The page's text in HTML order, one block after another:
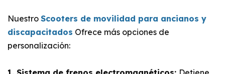
Nuestro Scooters de movilidad para ancianos y
discapacitados Ofrece más opciones de
personalización: